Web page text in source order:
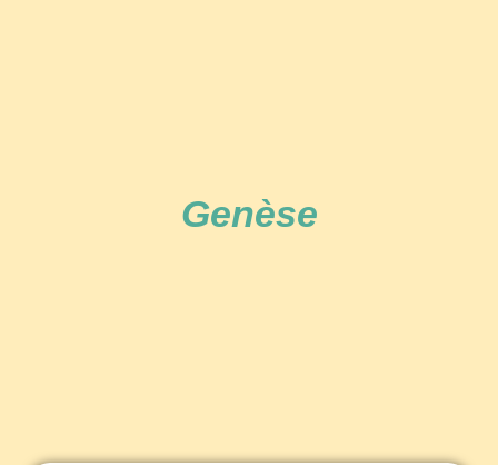
Genèse